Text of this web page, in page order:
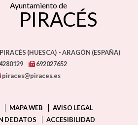
Ayuntamiento de
PIRACÉS
PIRACÉS (HUESCA) - ARAGÓN (ESPAÑA)
692027652
piraces@piraces.es
MAPA WEB
AVISO LEGAL
DE DATOS
ACCESIBILIDAD